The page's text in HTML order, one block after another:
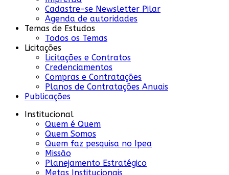
Cadastre-se Newsletter Pilar
Agenda de autoridades
Temas de Estudos
Todos os Temas
Licitações
Licitações e Contratos
Credenciamentos
Compras e Contratações
Planos de Contratações Anuais
Publicações
Institucional
Quem é Quem
Quem Somos
Quem faz pesquisa no Ipea
Missão
Planejamento Estratégico
Metas Institucionais